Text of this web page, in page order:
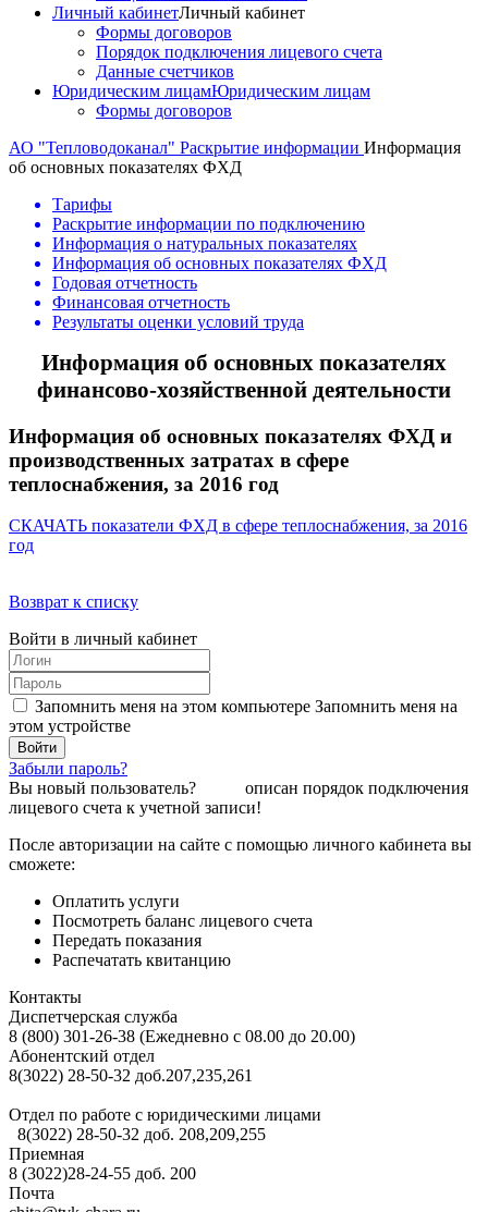
Личный кабинетЛичный кабинет
Формы договоров
Порядок подключения лицевого счета
Данные счетчиков
Юридическим лицамЮридическим лицам
Формы договоров
АО "Тепловодоканал" Раскрытие информации Информация
об основных показателях ФХД
Тарифы
Раскрытие информации по подключению
Информация о натуральных показателях
Информация об основных показателях ФХД
Годовая отчетность
Финансовая отчетность
Результаты оценки условий труда
Информация об основных показателях
финансово-хозяйственной деятельности
Информация об основных показателях ФХД и
производственных затратах в сфере
теплоснабжения, за 2016 год
СКАЧАТЬ показатели ФХД в сфере теплоснабжения, за 2016
год
Возврат к списку
Войти в личный кабинет
Запомнить меня на этом компьютере Запомнить меня на
этом устройстве
Забыли пароль?
Вы новый пользователь?
описан порядок подключения
лицевого счета к учетной записи!
После авторизации на сайте с помощью личного кабинета вы
сможете:
Оплатить услуги
Посмотреть баланс лицевого счета
Передать показания
Распечатать квитанцию
Контакты
Диспетчерская служба
8 (800) 301-26-38 (Ежедневно с 08.00 до 20.00)
Абонентский отдел
8(3022) 28-50-32 доб.207,235,261
Отдел по работе с юридическими лицами
8(3022) 28-50-32 доб. 208,209,255
Приемная
8 (3022)28-24-55 доб. 200
Почта